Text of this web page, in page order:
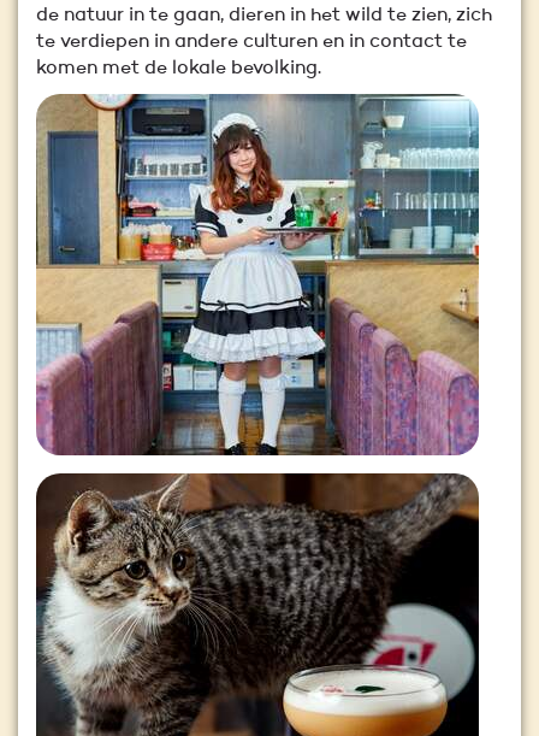
de natuur in te gaan, dieren in het wild te zien, zich
te verdiepen in andere culturen en in contact te
komen met de lokale bevolking.